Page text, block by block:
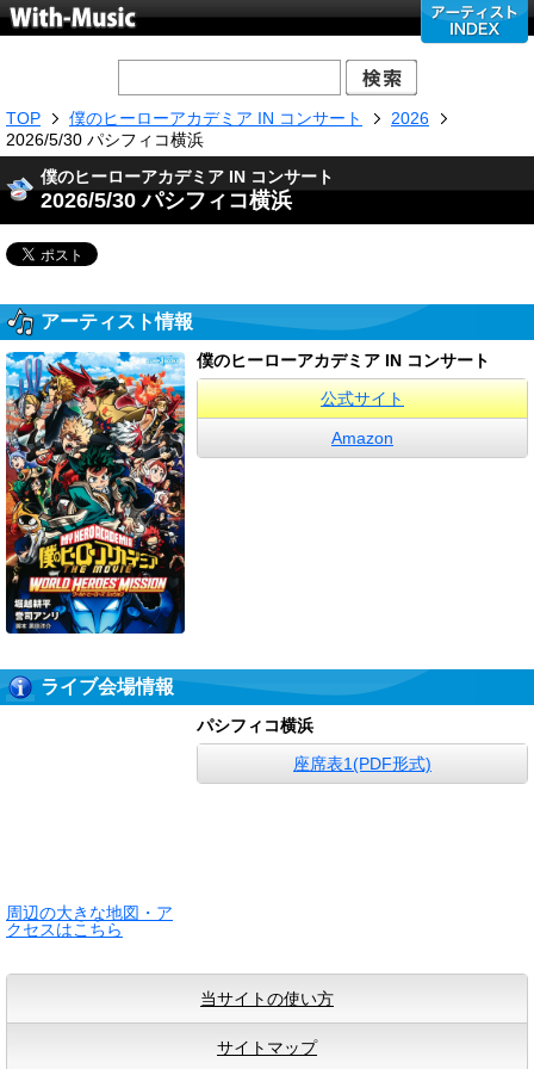
TOP 僕のヒーローアカデミア IN コンサート
2026
2026/5/30 パシフィコ横浜
僕のヒーローアカデミア IN コンサート
2026/5/30 パシフィコ横浜
アーティスト情報
僕のヒーローアカデミア IN コンサート
公式サイト
Amazon
ライブ会場情報
周辺の大きな地図・ア
クセスはこちら
パシフィコ横浜
座席表1(PDF形式)
当サイトの使い方
サイトマップ